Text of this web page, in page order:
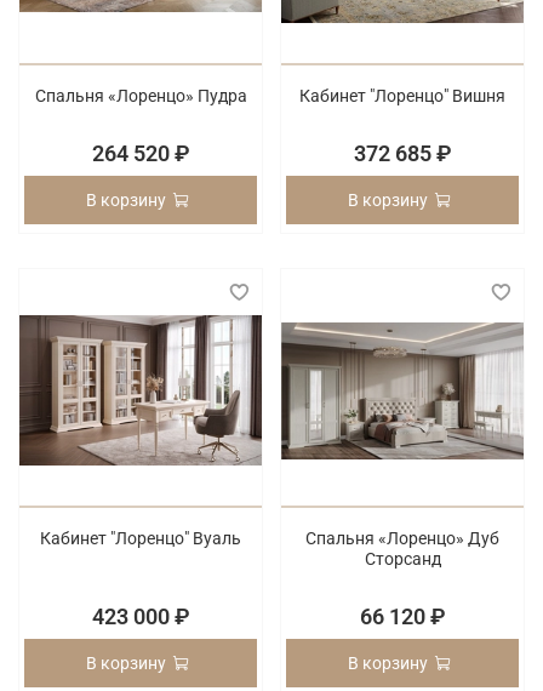
Спальня «Лоренцо» Пудра
264 520 ₽
В корзину
Кабинет "Лоренцо" Вишня
372 685 ₽
В корзину
Кабинет "Лоренцо" Вуаль
423 000 ₽
В корзину
Спальня «Лоренцо» Дуб
Сторсанд
66 120 ₽
В корзину